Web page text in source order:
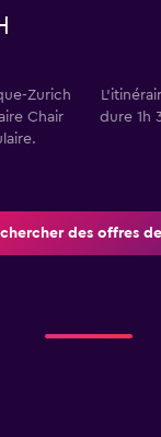
Zurich
Chair
dure 1h
des offres